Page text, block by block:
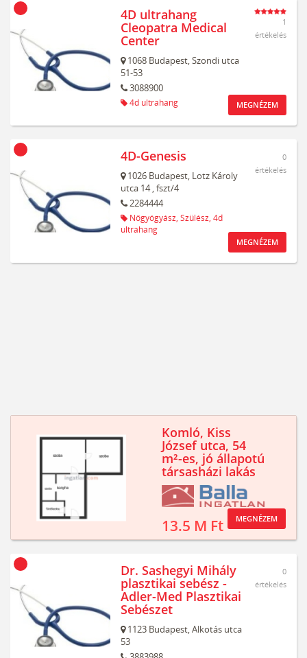
4D ultrahang
Cleopatra Medical
Center
1068 Budapest,Szondi utca
51-53
3088900
4d ultrahang
1
értékelés
MEGNÉZEM
4D-Genesis
1026 Budapest, Lotz Károly
utca 14, fszt/4
2284444
Nőgyógyász, Szülész, 4d
ultrahang
0
értékelés
MEGNÉZEM
Komló, Kiss
József utca, 54
m²-es, jó állapotú
társasházi lakás
13.5 M Ft MEGNÉZEM
Dr. Sashegyi Mihály
plasztikai sebész -
Adler-Med Plasztikai
Sebészet
1123 Budapest,Alkotás utca
53
0
értékelés